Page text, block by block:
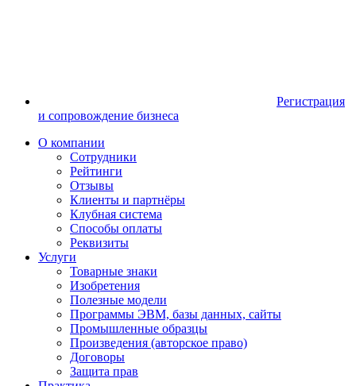
Регистрация
и сопровождение бизнеса
О компании
Сотрудники
Рейтинги
Отзывы
Клиенты и партнёры
Клубная система
Способы оплаты
Реквизиты
Услуги
Товарные знаки
Изобретения
Полезные модели
Программы ЭВМ, базы данных, сайты
Промышленные образцы
Произведения (авторское право)
Договоры
Защита прав